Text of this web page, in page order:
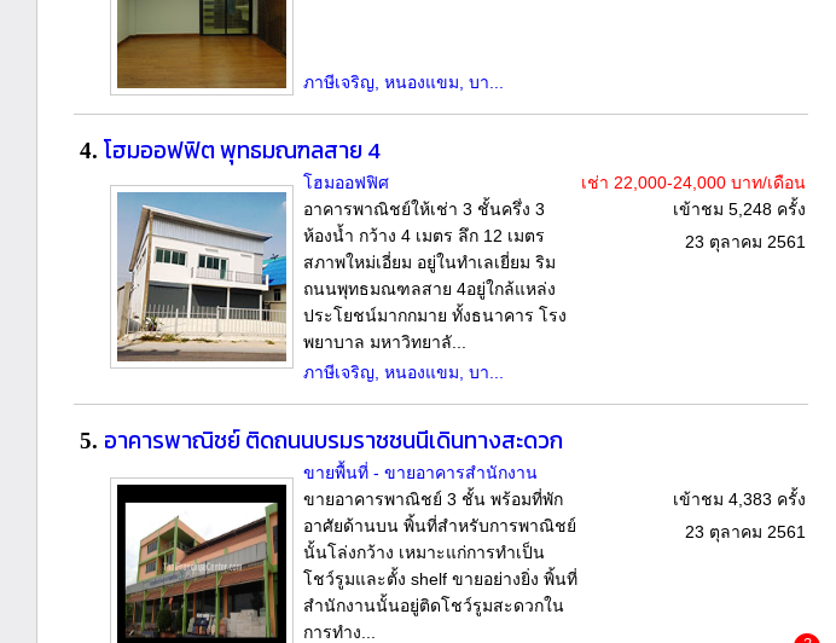
ภาษีเจริญ, หนองแขม, บา...
4. โฮมออฟฟิต พุทธมณฑลสาย 4
โฮมออฟฟิศ
เช่า 22,000-24,000 บาท/เดือน
อาคารพาณิชย์ให้เช่า 3 ชั้นครึ่ง 3
ห้องน้ำ กว้าง 4 เมตร ลึก 12 เมตร
สภาพใหม่เอี่ยม อยู่ในทำเลเยี่ยม ริม
ถนนพุทธมณฑลสาย 4อยู่ใกล้แหล่ง
ประโยชน์มากกมาย ทั้งธนาคาร โรง
พยาบาล มหาวิทยาลั...
เข้าชม 5,248 ครั้ง
23 ตุลาคม 2561
ภาษีเจริญ, หนองแขม, บา...
5. อาคารพาณิชย์ ติดถนนบรมราชชนนีเดินทางสะดวก
ขายพื้นที่ - ขายอาคารสำนักงาน
ขายอาคารพาณิชย์ 3 ชั้น พร้อมที่พัก
อาศัยด้านบน พิ้นที่สำหรับการพาณิชย์
นั้นโล่งกว้าง เหมาะแก่การทำเป็น
โชว์รูมและตั้ง shelf ขายอย่างยิ่ง พิ้นที่
สำนักงานนั้นอยู่ติดโชว์รูมสะดวกใน
การทำง...
เข้าชม 4,383 ครั้ง
23 ตุลาคม 2561